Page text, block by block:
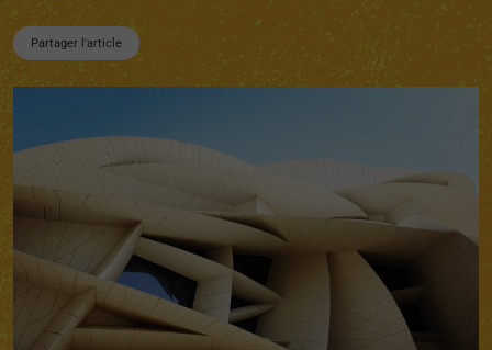
Partager l'article